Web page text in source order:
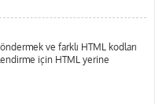
ve farklı HTML kodları
için HTML yerine